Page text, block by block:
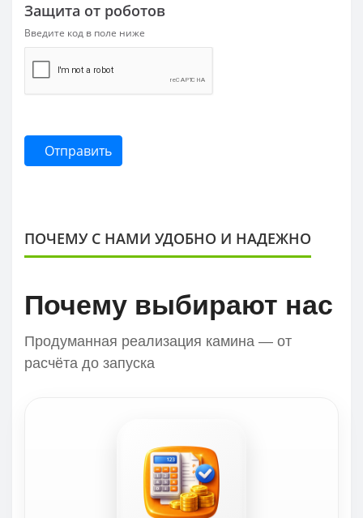
Защита от роботов
Введите код в поле ниже
Отправить
ПОЧЕМУ С НАМИ УДОБНО И НАДЕЖНО
Почему выбирают нас
Продуманная реализация камина — от
расчёта до запуска